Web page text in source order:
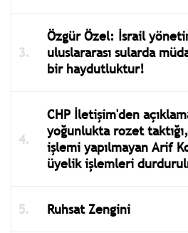
Özgür Özel: İsrail
uluslararası sularda
bir haydutluktur!
CHP İletişim'den
yoğunlukta rozet
işlemi yapılmayan Arif
üyelik işlemleri
Ruhsat Zengini